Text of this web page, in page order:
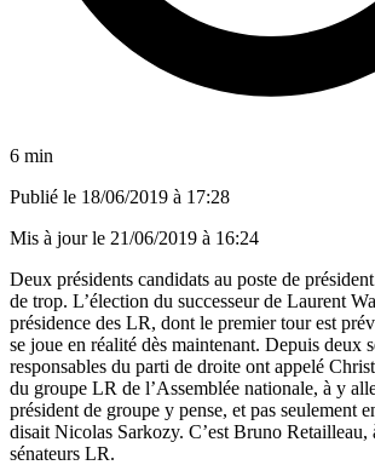
6 min
Publié le 18/06/2019 à 17:28
Mis à jour le 21/06/2019 à 16:24
Deux présidents candidats au poste de
de trop. L’élection du successeur de Laurent
présidence des LR, dont le premier tour est
se joue en réalité dès maintenant. Depuis deux
responsables du parti de droite ont appelé
du groupe LR de l’Assemblée nationale, à y
président de groupe y pense, et pas seulement
disait Nicolas Sarkozy. C’est Bruno Retailleau,
sénateurs LR.